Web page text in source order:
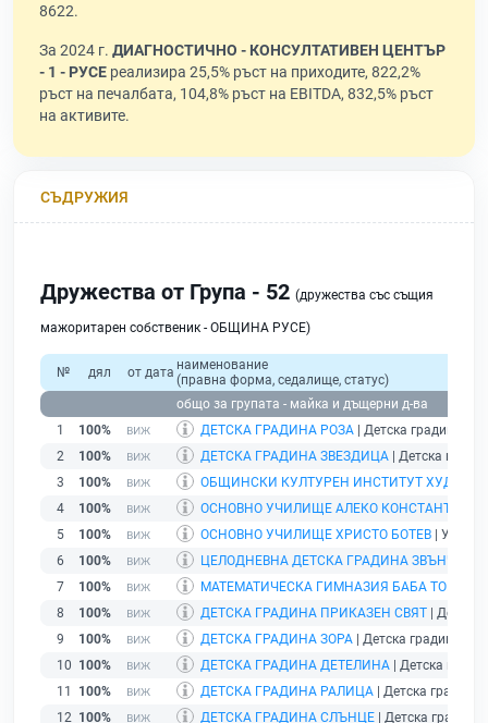
8622.
За 2024 г. ДИАГНОСТИЧНО - КОНСУЛТАТИВЕН ЦЕНТЪР
- 1 - РУСЕ реализира 25,5% ръст на приходите, 822,2%
ръст на печалбата, 104,8% ръст на EBITDA, 832,5% ръст
на активите.
СЪДРУЖИЯ
Дружества от Група - 52 (дружества със същия
мажоритарен собственик - ОБЩИНА РУСЕ)
№ дял от дата наименование
(правна форма, седалище, статус)
общо за групата - майка и дъщерни д-ва
1
100% ДЕТСКА ГРАДИНА РОЗА | Детска градина |
2
100% ДЕТСКА ГРАДИНА ЗВЕЗДИЦА | Детска
3
100%
ОБЩИНСКИ КУЛТУРЕН ИНСТИТУТ
4
100% ОСНОВНО УЧИЛИЩЕ АЛЕКО КОНСТАНТИНОВ
5
100% ОСНОВНО УЧИЛИЩЕ ХРИСТО БОТЕВ |
6
100% ЦЕЛОДНЕВНА ДЕТСКА ГРАДИНА ЗВЪНЧЕ
7
100% МАТЕМАТИЧЕСКА ГИМНАЗИЯ БАБА ТОНКА
8
100% ДЕТСКА ГРАДИНА ПРИКАЗЕН СВЯТ |
9
100% ДЕТСКА ГРАДИНА ЗОРА | Детска градина |
10 100% ДЕТСКА ГРАДИНА ДЕТЕЛИНА | Детска
11
100% ДЕТСКА ГРАДИНА РАЛИЦА | Детска градина
12 100% ДЕТСКА ГРАДИНА СЛЪНЦЕ | Детска градина